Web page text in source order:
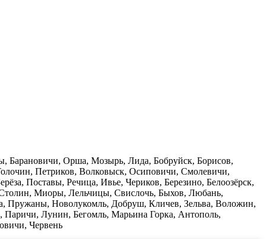
Барановичи, Орша, Мозырь, Лида, Бобруйск, Борисов,
Петриков, Волковыск, Осиповичи, Смолевичи,
Поставы, Речица, Ивье, Чериков, Березино, Белоозёрск,
Миоры, Лельчицы, Свислочь, Быхов, Любань,
Пружаны, Новолукомль, Добруш, Кличев, Зельва, Воложин,
Лунин, Бегомль, Марьина Горка, Антополь,
Червень